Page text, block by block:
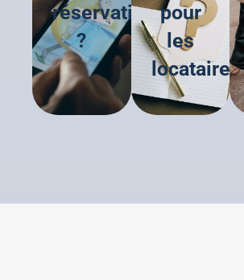
réservation
?
pour
les
locataires